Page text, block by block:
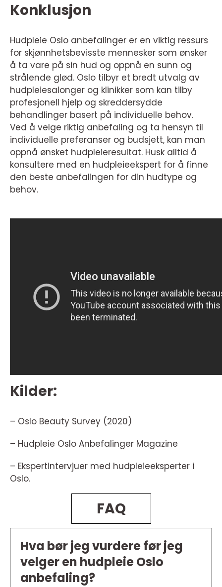
Konklusjon
Hudpleie Oslo anbefalinger er en viktig ressurs
for skjønnhetsbevisste mennesker som ønsker
å ta vare på sin hud og oppnå en sunn og
strålende glød. Oslo tilbyr et bredt utvalg av
hudpleiesalonger og klinikker som kan tilby
profesjonell hjelp og skreddersydde
behandlinger basert på individuelle behov.
Ved å velge riktig anbefaling og ta hensyn til
individuelle preferanser og budsjett, kan man
oppnå ønsket hudpleieresultat. Husk alltid å
konsultere med en hudpleieekspert for å finne
den beste anbefalingen for din hudtype og
behov.
Kilder:
– Oslo Beauty Survey (2020)
– Hudpleie Oslo Anbefalinger Magazine
– Ekspertintervjuer med hudpleieeksperter i
Oslo.
FAQ
Hva bør jeg vurdere før jeg
velger en hudpleie Oslo
anbefaling?